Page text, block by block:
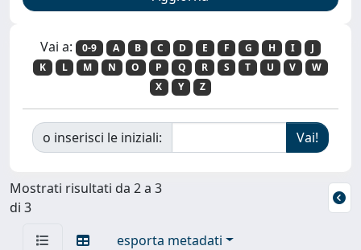
Vai a: 0-9 A B C D E F G H I
J
K
L M N O P Q R S T U V
W
X
Y Z
o inserisci le iniziali:
Mostrati risultati da 2 a 3
di 3
esporta metadati